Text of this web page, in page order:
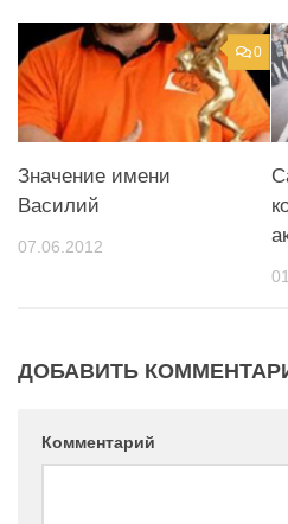
0
Значение имени
Василий
07.06.2012
ДОБАВИТЬ
Комментарий